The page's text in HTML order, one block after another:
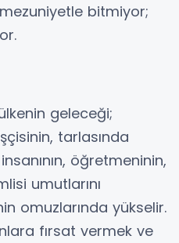
bitmiyor;
geleceği;
tarlasında
öğretmeninin,
umutlarını
omuzlarında yükselir.
fırsat vermek ve